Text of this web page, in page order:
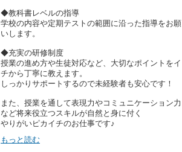
◆教科書レベルの指導
学校の内容や定期テストの範囲に沿った指導をお願
いします。
◆充実の研修制度
授業の進め方や生徒対応など、大切なポイントをイ
チから丁寧に教えます。
しっかりサポートするので未経験者も安心です！
また、授業を通して表現力やコミュニケーション力
など将来役立つスキルが自然と身に付く
やりがいピカイチのお仕事です♪
もっと読む